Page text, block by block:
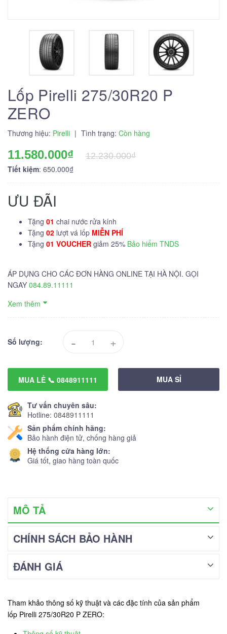
Lốp Pirelli 275/30R20 P
ZERO
Thương hiệu: Pirelli | Tình trạng: Còn hàng
11.580.000₫
12.230.000₫
Tiết kiệm: 650.000₫
ƯU ĐÃI
Tặng 01 chai nước rửa kính
Tặng 02 lượt vá lốp MIỄN PHÍ
Tặng 01 VOUCHER giảm 25% Bảo hiểm TNDS
ÁP DỤNG CHO CÁC ĐƠN HÀNG ONLINE TẠI HÀ NỘI. GỌI
NGAY 084.89.11111
Xem thêm
Số lượng: - +
MUA LẺ 📞 0848911111 MUA SỈ
Tư vấn chuyên sâu:
Hotline: 0848911111
Sản phẩm chính hãng:
Bảo hành điện tử, chống hàng giả
Hệ thống cửa hàng lớn:
Giá tốt, giao hàng toàn quốc
MÔ TẢ
CHÍNH SÁCH BẢO HÀNH
ĐÁNH GIÁ
Tham khảo thông số kỹ thuật và các đặc tính của sản phẩm
lốp Pirelli 275/30R20 P ZERO: